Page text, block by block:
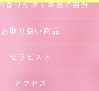
香りが導く本当の自分
お取り扱い商品
セラピスト
アクセス